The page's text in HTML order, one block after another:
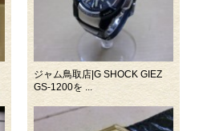
ジャム鳥取店|G SHOCK GIEZ
GS-1200を ...